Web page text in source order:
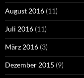
August 2016 (11)
Juli 2016 (11)
März 2016 (3)
Dezember 2015 (9)